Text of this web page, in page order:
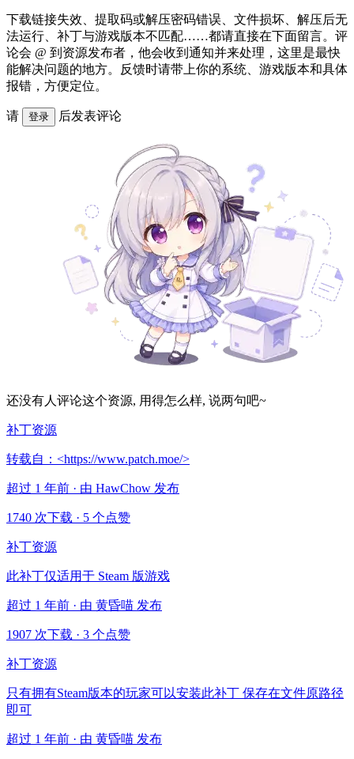
下载链接失效、提取码或解压密码错误、文件损坏、解压后无
法运行、补丁与游戏版本不匹配……都请直接在下面留言。评
论会 @ 到资源发布者，他会收到通知并来处理，这里是最快
能解决问题的地方。反馈时请带上你的系统、游戏版本和具体
报错，方便定位。
请 登录 后发表评论
还没有人评论这个资源, 用得怎么样, 说两句吧~
补丁资源
转载自：<https://www.patch.moe/>
超过 1 年前 · 由 HawChow 发布
1740 次下载 · 5 个点赞
补丁资源
此补丁仅适用于 Steam 版游戏
超过 1 年前 · 由 黄昏喵 发布
1907 次下载 · 3 个点赞
补丁资源
只有拥有Steam版本的玩家可以安装此补丁 保存在文件原路径
即可
超过 1 年前 · 由 黄昏喵 发布